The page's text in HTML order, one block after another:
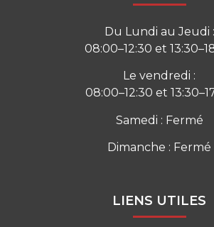
Du Lundi au Jeudi :
08:00–12:30 et
Le vendredi :
08:00–12:30 et
Samedi : Fermé
Dimanche : Fermé
LIENS UTILES